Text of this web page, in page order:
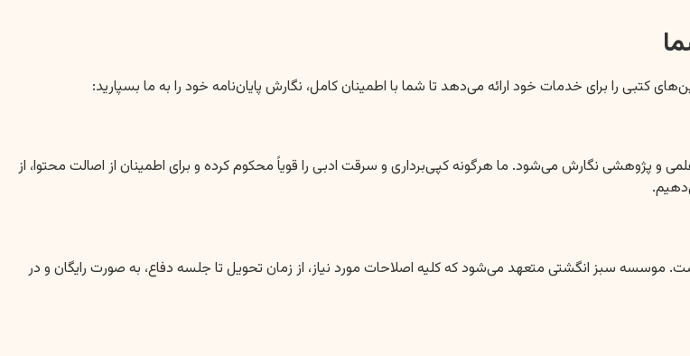
را برای خدمات خود ارائه می‌دهد تا شما با اطمینان کامل، نگارش پایان‌نامه خود را به ما بسپارید:
پژوهشی نگارش می‌شود. ما هرگونه کپی‌برداری و سرقت ادبی را قویاً محکوم کرده و برای اطمینان از اصالت محتوا، از
موسسه سبز انگشتی متعهد می‌شود که کلیه اصلاحات مورد نیاز، از زمان تحویل تا جلسه دفاع، به صورت رایگان و در